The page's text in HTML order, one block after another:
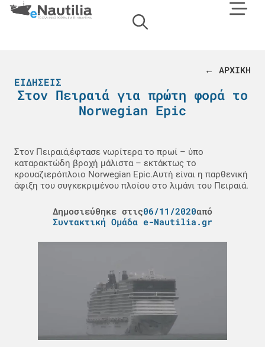
← ΑΡΧΙΚΗ
ΕΙΔΉΣΕΙΣ
Στον Πειραιά για πρώτη φορά το
Norwegian Epic
Στον Πειραιά,έφτασε νωρίτερα το πρωί – ύπο
καταρακτώδη βροχή μάλιστα – εκτάκτως το
κρουαζιερόπλοιο Norwegian Epic.Αυτή είναι η παρθενική
άφιξη του συγκεκριμένου πλοίου στο λιμάνι του Πειραιά.
Δημοσιεύθηκε στις06/11/2020από
Συντακτική Ομάδα e-Nautilia.gr